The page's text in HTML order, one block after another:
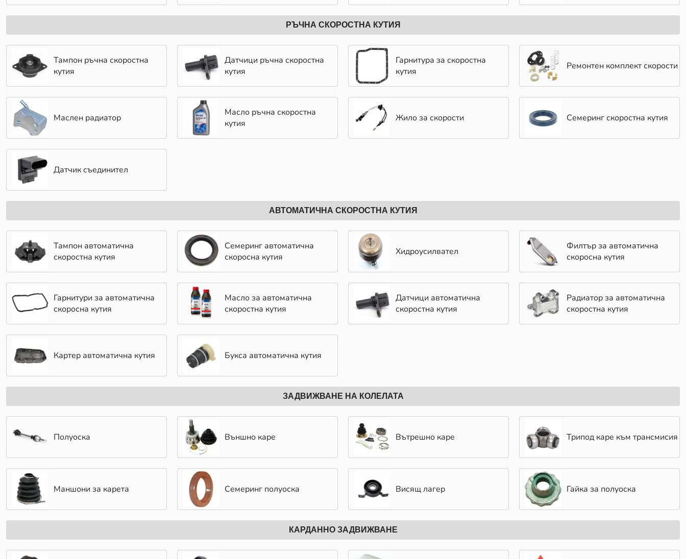
РЪЧНА СКОРОСТНА КУТИЯ
Тампон ръчна скоростна
кутия
Датчици ръчна скоростна
кутия
Гарнитура за скоростна
кутия
Ремонтен комплект скорости
Маслен радиатор
Масло ръчна скоростна
кутия
Жило за скорости Семеринг скоростна кутия
Датчик съединител
АВТОМАТИЧНА СКОРОСТНА КУТИЯ
Тампон автоматична
скоростна кутия
Семеринг автоматична
скоросна кутия
Хидроусилвател
Филтър за автоматична
скоросна кутия
Гарнитури за автоматична
скоросна кутия
Масло за автоматична
скоростна кутия
Датчици автоматична
скоростна кутия
Радиатор за автоматична
скоростна кутия
Картер автоматична кутия Букса автоматична кутия
ЗАДВИЖВАНЕ НА КОЛЕЛАТА
Полуоска Външно каре Вътрешно каре Трипод каре към трансмисия
Маншони за карета Семеринг полуоска Висящ лагер Гайка за полуоска
КАРДАННО ЗАДВИЖВАНЕ